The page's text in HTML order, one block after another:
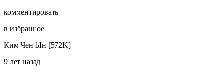
комментировать
в избранное
Ким Чен Ын [572K]
9 лет назад